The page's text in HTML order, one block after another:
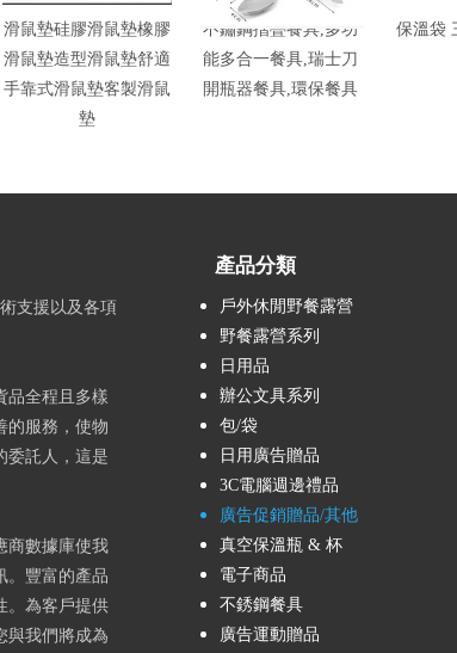
滑鼠墊硅膠滑鼠墊橡膠
滑鼠墊造型滑鼠墊舒適
手靠式滑鼠墊客製滑鼠
墊
不鏽鋼摺疊餐具,多功
能多合一餐具,瑞士刀
開瓶器餐具,環保餐具
保溫袋
支援以及各項
品全程且多樣
的服務，使物
委託人，這是
商數據庫使我
。豐富的產品
。為客戶提供
與我們將成為
產品分類
戶外休閒野餐露營
野餐露營系列
日用品
辦公文具系列
包/袋
日用廣告贈品
3C電腦週邊禮品
廣告促銷贈品/其他
真空保溫瓶 & 杯
電子商品
不銹鋼餐具
廣告運動贈品